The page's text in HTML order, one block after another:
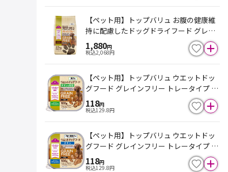
【ペット用】トップバリュ お腹の健康維
持に配慮したドッグドライフード グレイ
ンフリー 成犬用 2.5kg（500g×5袋）
1,880円
税込2,068円
【ペット用】トップバリュ ウエットドッ
グフード グレインフリー トレータイプ チ
キン＆野菜 100g
118円
税込129.8円
【ペット用】トップバリュ ウエットドッ
グフード グレインフリー トレータイプ チ
キン 高齢犬用 100g
118円
税込129.8円